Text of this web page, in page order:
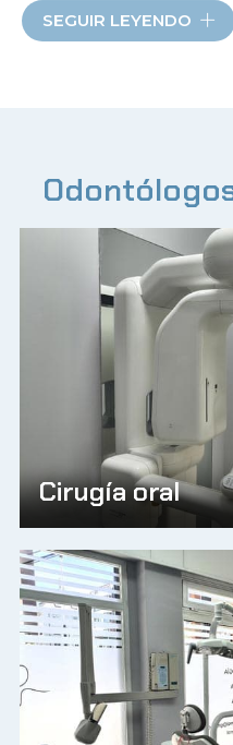
Brindamos servicios de
implantología,
estudiamos tu caso de
usamos la
última
para conocer
Además, contamos
asociado, un apoyo
detalle del tratamiento
principio a fin sin
SEGUIR LEYENDO
Cirugía oral